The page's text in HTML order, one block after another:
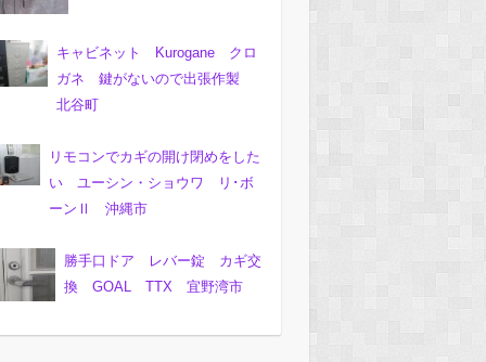
キャビネット Kurogane クロ
ガネ 鍵がないので出張作製
北谷町
リモコンでカギの開け閉めをした
い ユーシン・ショウワ リ･ボ
ーンⅡ 沖縄市
勝手口ドア レバー錠 カギ交
換 GOAL TTX 宜野湾市